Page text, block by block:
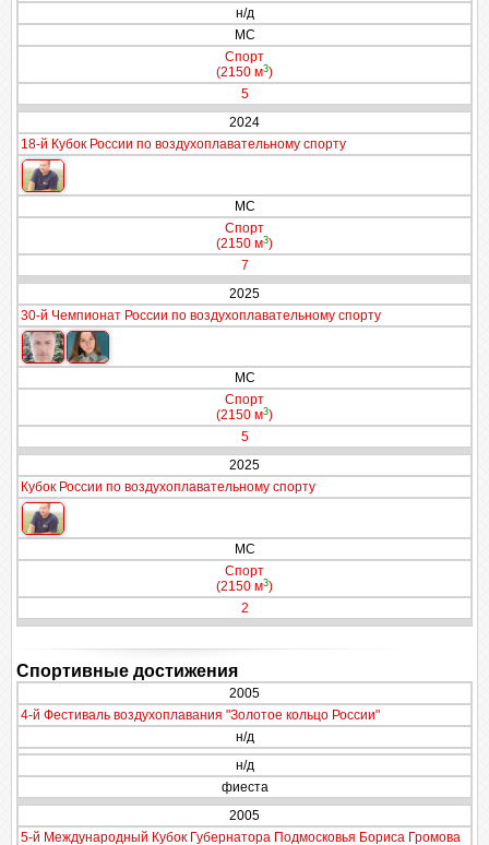
н/д
МС
Спорт
(2150 м3)
5
2024
18-й Кубок России по воздухоплавательному спорту
МС
Спорт
(2150 м3)
7
2025
30-й Чемпионат России по воздухоплавательному спорту
МС
Спорт
(2150 м3)
5
2025
Кубок России по воздухоплавательному спорту
МС
Спорт
(2150 м3)
2
Спортивные достижения
2005
4-й Фестиваль воздухоплавания "Золотое кольцо России"
н/д
н/д
фиеста
2005
5-й Международный Кубок Губернатора Подмосковья Бориса Громова